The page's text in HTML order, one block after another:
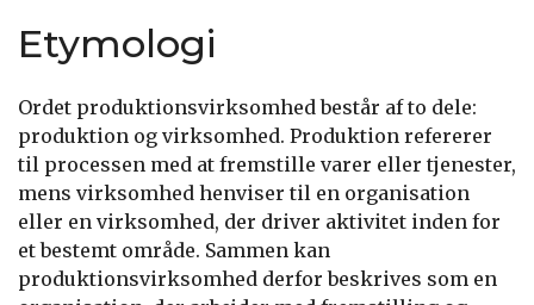
Etymologi
Ordet produktionsvirksomhed består af to dele:
produktion og virksomhed. Produktion refererer
til processen med at fremstille varer eller tjenester,
mens virksomhed henviser til en organisation
eller en virksomhed, der driver aktivitet inden for
et bestemt område. Sammen kan
produktionsvirksomhed derfor beskrives som en